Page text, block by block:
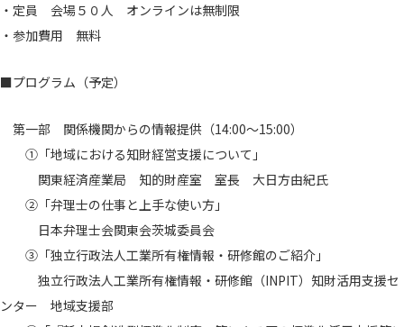
で
・定員 会場５０人 オンラインは無制限
・参加費用 無料
■プログラム（予定）
第一部 関係機関からの情報提供（14:00～15:00）
①「地域における知財経営支援について」
関東経済産業局 知的財産室 室長 大日方由紀氏
②「弁理士の仕事と上手な使い方」
日本弁理士会関東会茨城委員会
③「独立行政法人工業所有権情報・研修館のご紹介」
独立行政法人工業所有権情報・研修館（INPIT）知財活用支援セ
ンター 地域支援部